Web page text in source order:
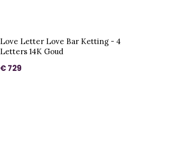
Love Letter Love Bar Ketting - 4
Letters 14K Goud
€ 729